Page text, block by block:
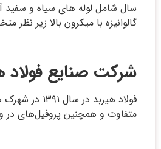
سال شامل لوله های سیاه و سفید
گالوانیزه با میکرون بالا زیر
شرکت صنایع فولاد
متفاوت و همچنین پروفیل‌های در